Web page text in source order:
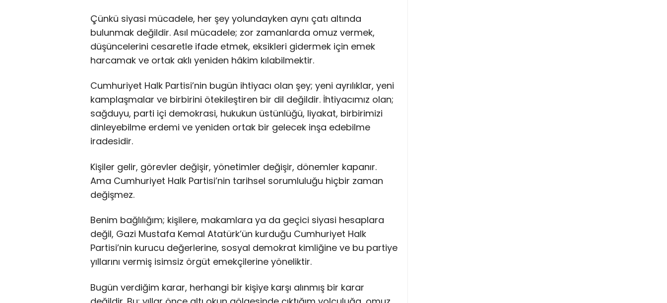
Çünkü siyasi mücadele, her şey yolundayken aynı çatı altında
bulunmak değildir. Asıl mücadele; zor zamanlarda omuz vermek,
düşüncelerini cesaretle ifade etmek, eksikleri gidermek için emek
harcamak ve ortak aklı yeniden hâkim kılabilmektir.
Cumhuriyet Halk Partisi’nin bugün ihtiyacı olan şey; yeni ayrılıklar, yeni
kamplaşmalar ve birbirini ötekileştiren bir dil değildir. İhtiyacımız olan;
sağduyu, parti içi demokrasi, hukukun üstünlüğü, liyakat, birbirimizi
dinleyebilme erdemi ve yeniden ortak bir gelecek inşa edebilme
iradesidir.
Kişiler gelir, görevler değişir, yönetimler değişir, dönemler kapanır.
Ama Cumhuriyet Halk Partisi’nin tarihsel sorumluluğu hiçbir zaman
değişmez.
Benim bağlılığım; kişilere, makamlara ya da geçici siyasi hesaplara
değil, Gazi Mustafa Kemal Atatürk’ün kurduğu Cumhuriyet Halk
Partisi’nin kurucu değerlerine, sosyal demokrat kimliğine ve bu partiye
yıllarını vermiş isimsiz örgüt emekçilerine yöneliktir.
Bugün verdiğim karar, herhangi bir kişiye karşı alınmış bir karar